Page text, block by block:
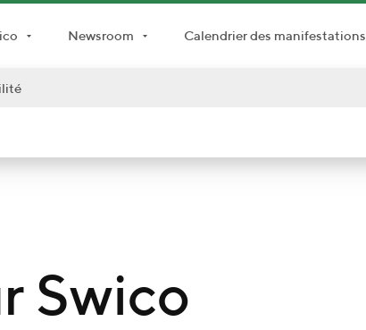
Newsroom Calendrier des manifestations
Swico